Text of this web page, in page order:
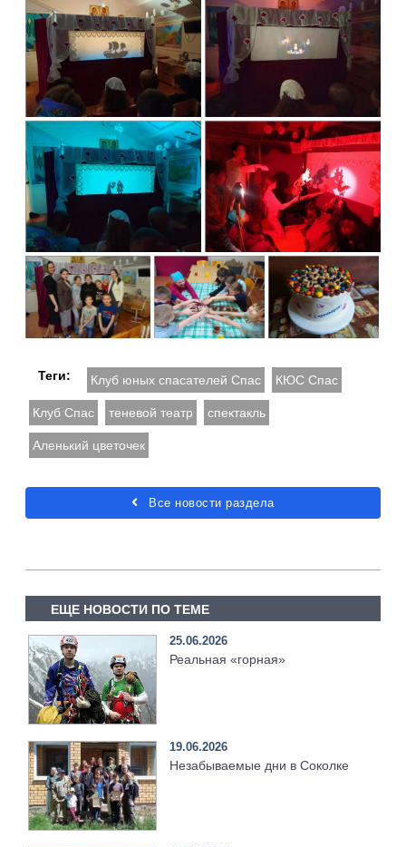
Теги: Клуб юных спасателей Спас КЮС Спас
Клуб Спас теневой театр спектакль
Аленький цветочек
Все новости раздела
ЕЩЕ НОВОСТИ ПО ТЕМЕ
25.06.2026
Реальная «горная»
19.06.2026
Незабываемые дни в Соколке